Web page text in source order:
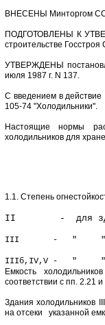
ВНЕСЕНЫ Минторгом
ПОДГОТОВЛЕНЫ К
строительстве
УТВЕРЖДЕНЫ
июля 1987 г. N 137.
С введением в
105-74
Настоящие нормы
холодильников для
1.1. Степень
II - для зданий
III - " " "
IIIб,IV,V
Емкость
соответствии с пп. 2.21
Здания холодильников
на отсеки указанной